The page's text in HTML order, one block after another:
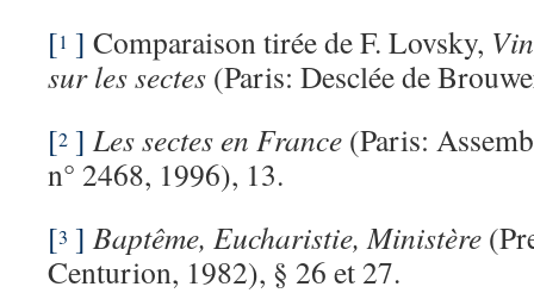
[1 ] Comparaison tirée de F. Lovsky,
sur les sectes (Paris: Desclée de
[2 ] Les sectes en France (Paris:
n° 2468, 1996), 13.
[3 ] Baptême, Eucharistie, Ministère
Centurion, 1982), § 26 et 27.